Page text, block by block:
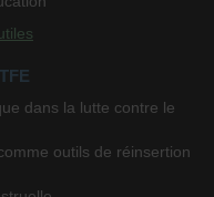
dans la lutte contre le
outils de réinsertion